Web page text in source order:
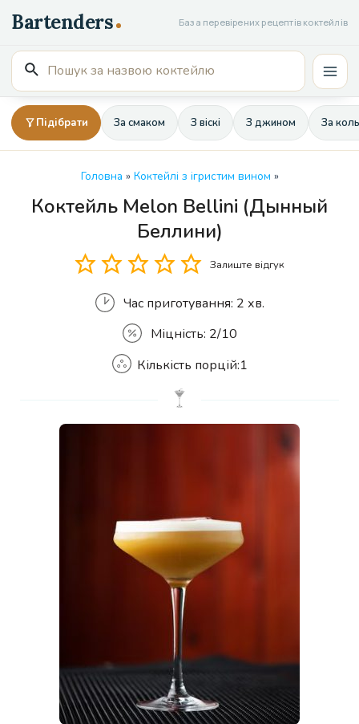
до
вмісту
База перевірених рецептів коктейлів
Пошук
для:
Підібрати За смаком З віскі З джином За
Головна » Коктейлі з ігристим вином »
Коктейль Melon Bellini (Дынный
Беллини)
Залиште відгук
Час приготування: 2 хв.
Міцність: 2/10
Кількість
Кількість порцій:1